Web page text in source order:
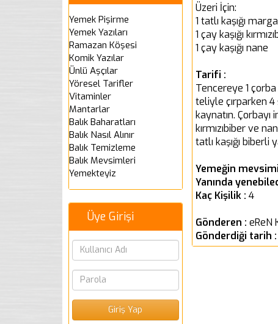
Üzeri İçin:
1 tatlı kaşığı
1 çay kaşığı
1 çay kaşığı nane
Tarifi :
Tencereye 1
teliyle çırparken 4
kaynatın.
kırmızıbiber ve
tatlı kaşığı biberli
Yemeğin
Yanında
Kaç Kişilik : 4
Gönderen : eReN
Gönderdiği tarih :
Yemek Pişirme
Yemek Yazıları
Ramazan Köşesi
Komik Yazılar
Ünlü Aşçılar
Yöresel Tarifler
Vitaminler
Mantarlar
Balık Baharatları
Balık Nasıl Alınır
Balık Temizleme
Balık Mevsimleri
Yemekteyiz
Üye Girişi